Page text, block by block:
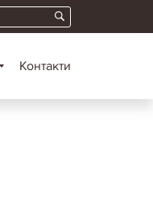
Контакти